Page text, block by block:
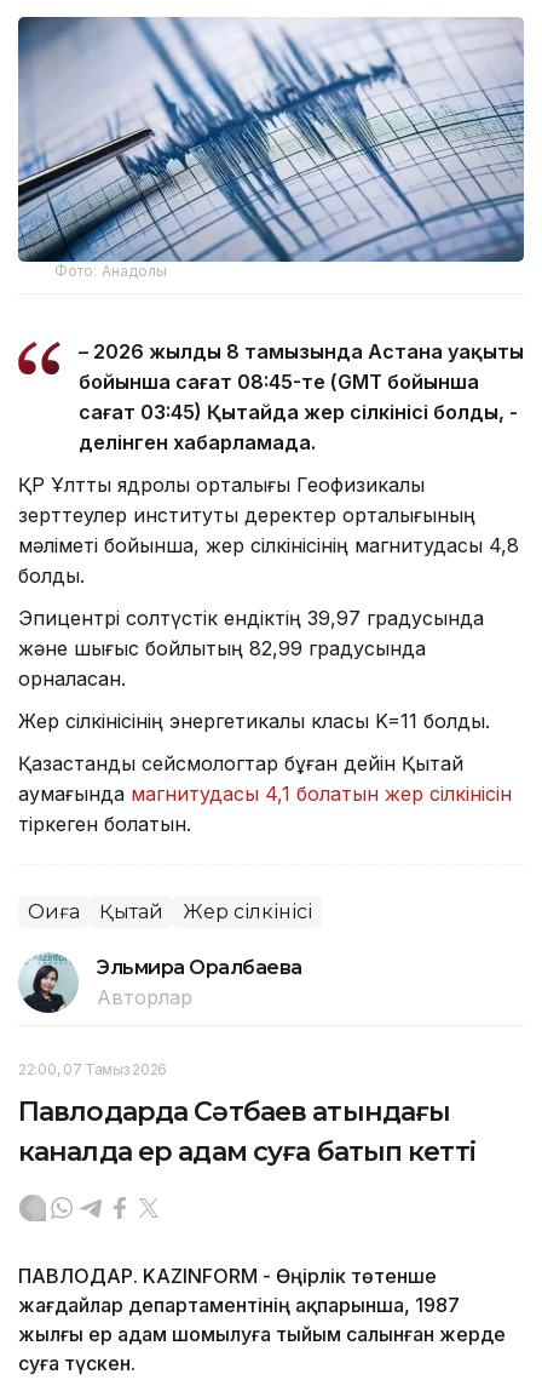
Фото: Анадолы
– 2026 жылдың 8 тамызында Астана уақыты
бойынша сағат 08:45-те (GMT бойынша
сағат 03:45) Қытайда жер сілкінісі болды, -
делінген хабарламада.
ҚР Ұлттық ядролық орталығы Геофизикалық
зерттеулер институты деректер орталығының
мәліметі бойынша, жер сілкінісінің магнитудасы 4,8
болды.
Эпицентрі солтүстік ендіктің 39,97 градусында
және шығыс бойлықтың 82,99 градусында
орналасқан.
Жер сілкінісінің энергетикалық класы K=11 болды.
Қазақстандық сейсмологтар бұған дейін Қытай
аумағында магнитудасы 4,1 болатын жер сілкінісін
тіркеген болатын.
Оқиға Қытай Жер сілкінісі
Эльмира Оралбаева
Авторлар
22:00, 07 Тамыз 2026
Павлодарда Сәтбаев атындағы
каналда ер адам суға батып кетті
ПАВЛОДАР. KAZINFORM - Өңірлік төтенше
жағдайлар департаментінің ақпарынша, 1987
жылғы ер адам шомылуға тыйым салынған жерде
суға түскен.